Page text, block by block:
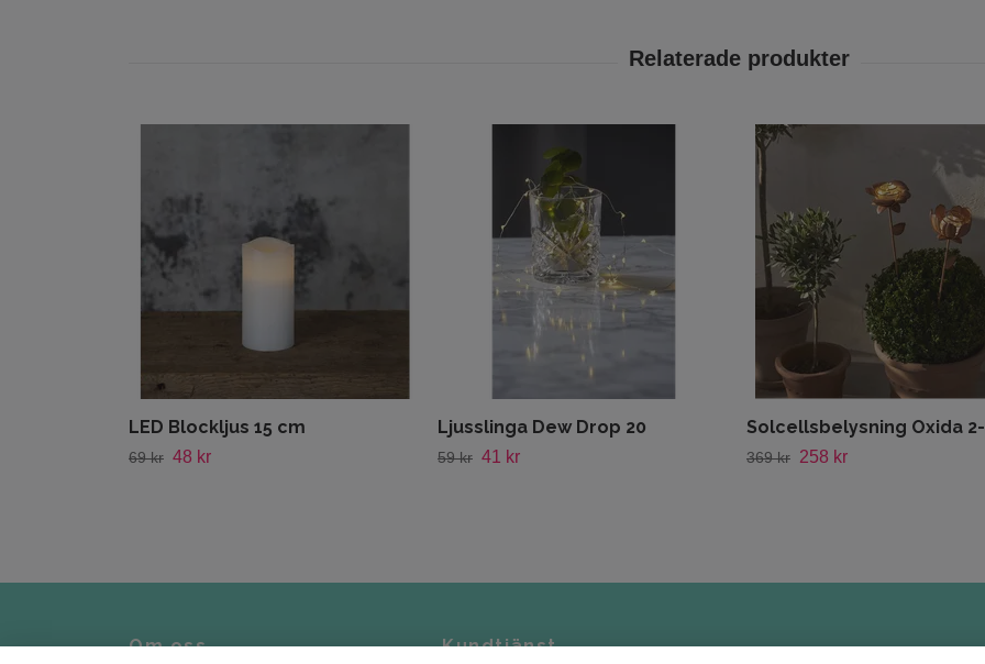
LED Blockljus 15 cm
69 kr 48 kr
Ljusslinga Dew Drop 20
59 kr 41 kr
Solcellsbelysning Oxida
369 kr 258 kr
Om oss Kundtjänst